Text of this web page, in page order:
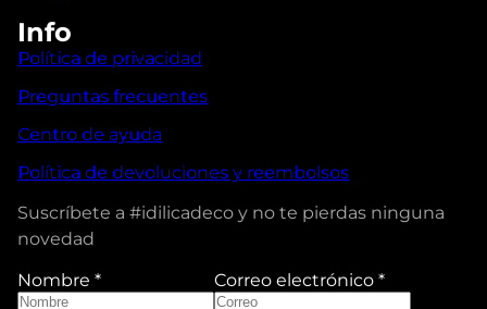
Info
Política de privacidad
Preguntas frecuentes
Centro de ayuda
Política de devoluciones y reembolsos
Suscríbete a #idilicadeco y no te pierdas ninguna
novedad
Nombre *
N
Correo electrónico *